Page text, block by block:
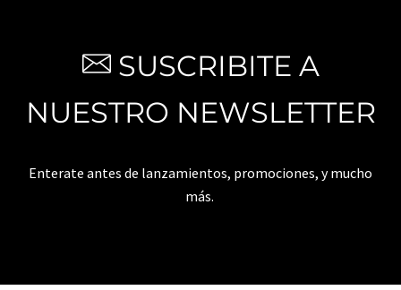
SUSCRIBITE A
NUESTRO NEWSLETTER
Enterate antes de lanzamientos, promociones, y mucho
más.